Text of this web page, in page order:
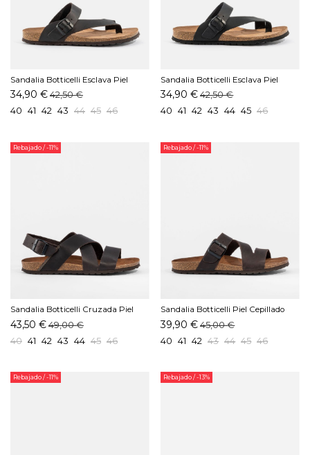
Sandalia Botticelli Esclava Piel
Cepillado Moka
34,90 €42,50 €
40 41 42 43 44 45 46
Sandalia Botticelli Esclava Piel
Cepillado Negro
34,90 € 42,50 €
40 41 42 43 44 45 46
Rebajado/ -11%
Sandalia Botticelli Cruzada Piel
Cepillado Moka
43,50 €49,00 €
40 41 42 43 44 45 46
Rebajado/ -11%
Sandalia Botticelli Piel Cepillado
Moka
39,90 € 45,00 €
40 41 42 43 44 45 46
Rebajado/ -11% Rebajado/ -13%